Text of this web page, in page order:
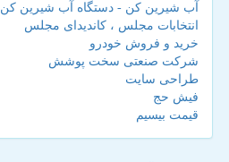
آب شیرین کن - دستگاه آب شیرین کن
انتخابات مجلس ، کاندیدای مجلس
خرید و فروش خودرو
شرکت صنعتی سخت پوشش
طراحی سایت
فیش حج
قیمت بیسیم